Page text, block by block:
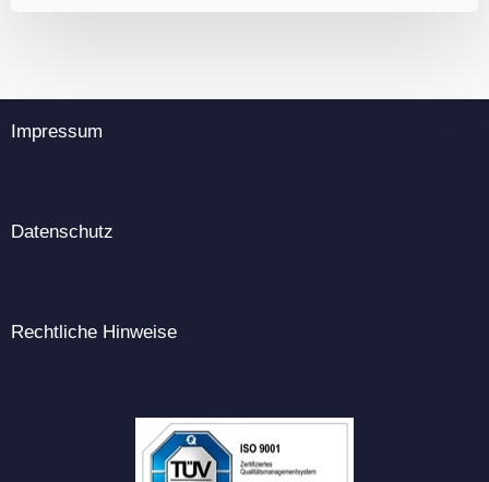
Impressum
Datenschutz
Rechtliche Hinweise